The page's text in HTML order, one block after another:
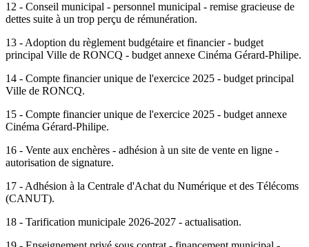
12 - Conseil municipal - personnel municipal - remise gracieuse de
dettes suite à un trop perçu de rémunération.
13 - Adoption du règlement budgétaire et financier - budget
principal Ville de RONCQ - budget annexe Cinéma Gérard-Philipe.
14 - Compte financier unique de l'exercice 2025 - budget principal
Ville de RONCQ.
15 - Compte financier unique de l'exercice 2025 - budget annexe
Cinéma Gérard-Philipe.
16 - Vente aux enchères - adhésion à un site de vente en ligne -
autorisation de signature.
17 - Adhésion à la Centrale d'Achat du Numérique et des Télécoms
(CANUT).
18 - Tarification municipale 2026-2027 - actualisation.